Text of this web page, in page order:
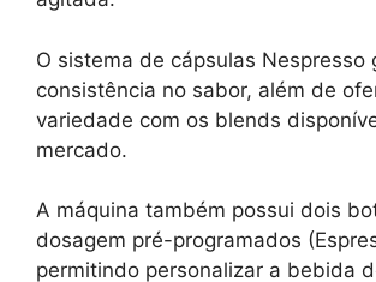
O sistema de cápsulas Nespresso
consistência no sabor, além de
variedade com os blends
mercado.
A máquina também possui dois
dosagem pré-programados
permitindo personalizar a bebida